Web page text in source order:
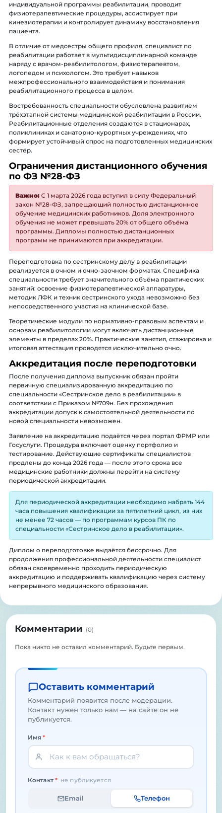
индивидуальной программы реабилитации, проводит
физиотерапевтические процедуры, ассистирует при
кинезиотерапии и контролирует динамику восстановления
пациента.
В отличие от медсестры общего профиля, специалист по
реабилитации работает в мультидисциплинарной команде
наряду с врачом-реабилитологом, физиотерапевтом,
логопедом и психологом. Это требует навыков
межпрофессионального взаимодействия и понимания
реабилитационного процесса в целом.
Востребованность специальности обусловлена развитием
трёхэтапной системы медицинской реабилитации в России.
Реабилитационные отделения создаются в стационарах,
поликлиниках и санаторно-курортных учреждениях, что
формирует устойчивый спрос на подготовленных медицинских
сестёр.
Ограничения дистанционного обучения
по ФЗ №28-ФЗ
Важно: С 1 марта 2026 года вступил в силу Федеральный
закон №28-ФЗ, запрещающий полностью дистанционное
обучение медицинских работников. Доля электронного
обучения не может превышать 20% от общего объёма
программы. Дипломы полностью дистанционных
программ не принимаются при аккредитации.
Переподготовка по сестринскому делу в реабилитации
реализуется в очном и очно-заочном форматах. Специфика
специальности требует значительного объёма практических
занятий: освоение физиотерапевтической аппаратуры,
методик ЛФК и техник сестринского ухода невозможно без
непосредственного участия на клинической базе.
Теоретические модули по нормативно-правовым аспектам и
основам реабилитологии могут включать дистанционные
элементы в пределах 20%. Практические занятия, стажировка и
итоговая аттестация проводятся исключительно очно.
Аккредитация после переподготовки
После получения диплома выпускник обязан пройти
первичную специализированную аккредитацию по
специальности «Сестринское дело в реабилитации» в
соответствии с Приказом №709н. Без прохождения
аккредитации допуск к самостоятельной деятельности по
новой специальности невозможен.
Заявление на аккредитацию подаётся через портал ФРМР или
Госуслуги. Процедура включает оценку портфолио и
тестирование. Действующие сертификаты специалистов
продлены до конца 2026 года — после этого срока все
медицинские работники должны перейти на систему
периодической аккредитации.
Для периодической аккредитации необходимо набрать 144
часа повышения квалификации за пятилетний цикл, из них
не менее 72 часов — по программам курсов ПК по
специальности «Сестринское дело в реабилитации».
Диплом о переподготовке выдаётся бессрочно. Для
продолжения профессиональной деятельности специалист
обязан своевременно проходить периодическую
аккредитацию и поддерживать квалификацию через систему
непрерывного медицинского образования.
Комментарии (0)
Пока никто не оставил комментарий. Будьте первым.
Оставить комментарий
Комментарий появится после модерации.
Контакт нужен только нам — на сайте он не
публикуется.
Имя*
Контакт * не публикуется
Email Телефон